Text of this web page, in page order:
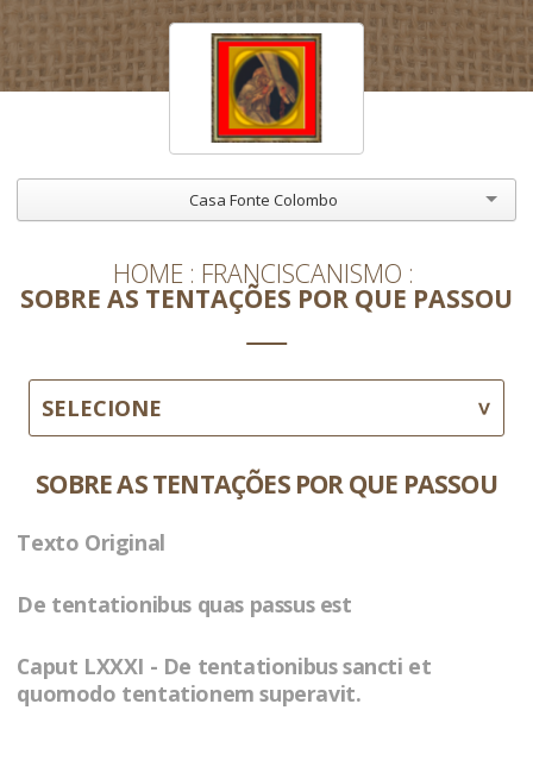
Casa Fonte Colombo
HOME FRANCISCANISMO
SOBRE AS TENTAÇÕES POR QUE PASSOU
SELECIONE
SOBRE AS TENTAÇÕES POR QUE PASSOU
Texto Original
De tentationibus quas passus est
Caput LXXXI - De tentationibus sancti et
quomodo tentationem superavit.